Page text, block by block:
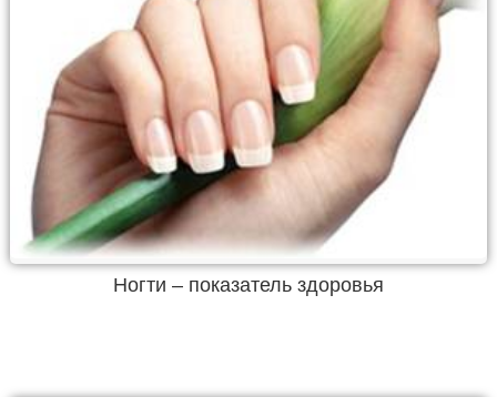
Ногти – показатель здоровья